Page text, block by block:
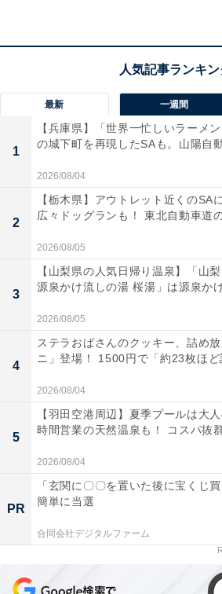
最新 一週間
1
【兵庫県】「世界一忙しいラーメ
の城下町を再現したSAも。山陽自
2026/08/04
2
【栃木県】アウトレット近くのSA
広々ドッグランも！ 東北自動車道
2026/08/05
3
【山梨県の人気日帰り温泉】「山
源泉かけ流しの湯 桜湯」は源泉か
2026/08/05
4
ステラおばさんのクッキー、詰め放
ニ」登場！ 1500円で「約23枚ほど
2026/08/04
5
【羽田空港周辺】夏季プールは大
時間営業の天然温泉も！ コスパ抜
2026/08/04
PR
「玄関に〇〇を置いた後に宝くじ買
簡単に当選
合同会社デジタルファーム